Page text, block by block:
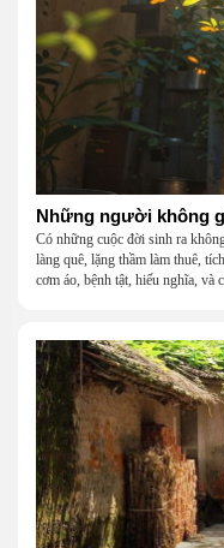
Những người không
Có những cuộc đời sinh ra
làng quê, lặng thầm làm thuê,
cơm áo, bệnh tật, hiếu nghĩa, và
một mái nhà bằng lòng thương,
nghèo đến đâu, cũng còn có